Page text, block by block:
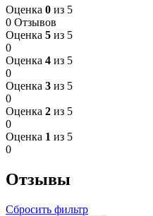
Оценка 0 из 5
0 Отзывов
Оценка 5 из 5
0
Оценка 4 из 5
0
Оценка 3 из 5
0
Оценка 2 из 5
0
Оценка 1 из 5
0
Отзывы
Сбросить фильтр